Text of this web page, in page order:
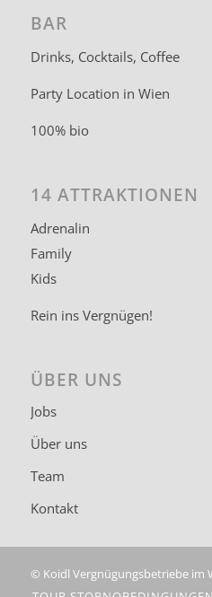
BAR
Drinks, Cocktails, Coffee
Party Location in Wien
100% bio
14 ATTRAKTIONEN
Adrenalin
Family
Kids
Rein ins Vergnügen!
ÜBER UNS
Jobs
Über uns
Team
Kontakt
© Koidl Vergnügungsbetriebe im